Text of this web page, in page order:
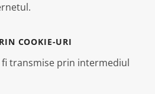
COOKIE-URI
transmise prin intermediul